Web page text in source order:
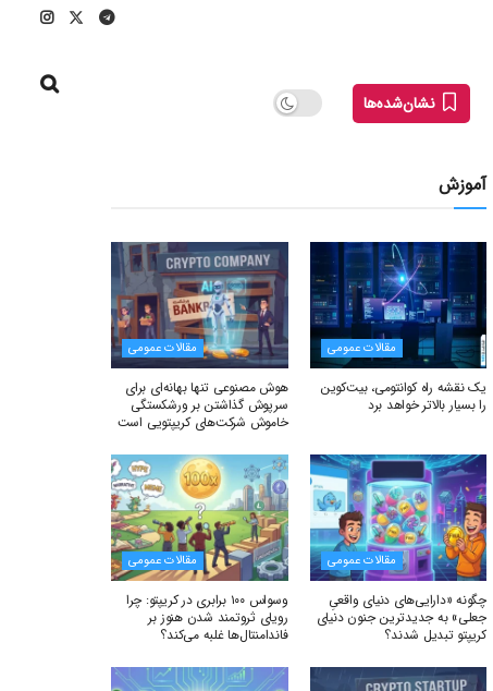
نشان‌شده‌ها
آموزش
مقالات عمومی
یک نقشه راه کوانتومی، بیت‌کوین
را بسیار بالاتر خواهد برد
مقالات عمومی
هوش مصنوعی تنها بهانه‌ای برای
سرپوش گذاشتن بر ورشکستگی
خاموش شرکت‌های کریپتویی است
مقالات عمومی
چگونه «دارایی‌های دنیای واقعیِ
جعلی» به جدیدترین جنون دنیای
کریپتو تبدیل شدند؟
مقالات عمومی
وسواس ۱۰۰ برابری در کریپتو: چرا
رویای ثروتمند شدن هنوز بر
فاندامنتال‌ها غلبه می‌کند؟